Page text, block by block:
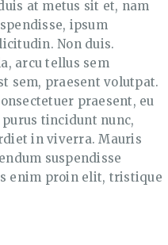
at metus sit et, nam
ipsum
Non duis.
arcu tellus sem
sem, praesent volutpat.
praesent, eu
tincidunt nunc,
in viverra. Mauris
suspendisse
enim proin elit, tristique